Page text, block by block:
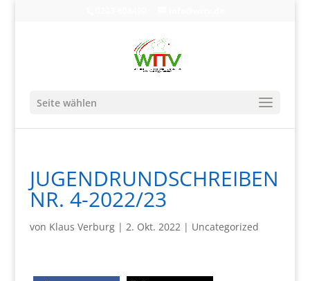
Seite wählen
JUGENDRUNDSCHREIBEN
NR. 4-2022/23
von Klaus Verburg| 2. Okt. 2022| Uncategorized